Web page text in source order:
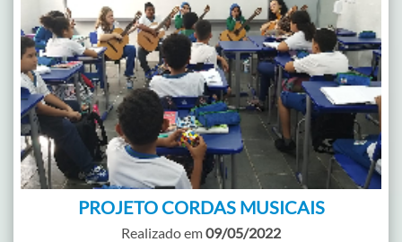
PROJETO CORDAS MUSICAIS
Realizado em09/05/2022